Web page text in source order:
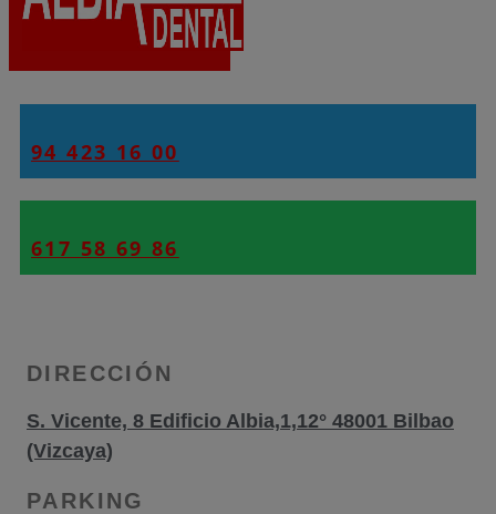
94 423 16 00
617 58 69 86
DIRECCIÓN
S. Vicente, 8 Edificio Albia,1,12° 48001 Bilbao
(Vizcaya)
PARKING